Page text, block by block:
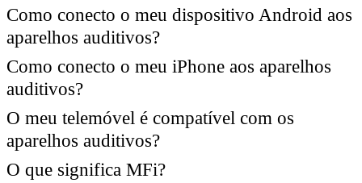
Como conecto o meu dispositivo Android aos
aparelhos auditivos?
Como conecto o meu iPhone aos aparelhos
auditivos?
O meu telemóvel é compatível com os
aparelhos auditivos?
O que significa MFi?